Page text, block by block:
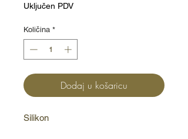
Uključen PDV
Količina *
Dodaj u košaricu
Silikon